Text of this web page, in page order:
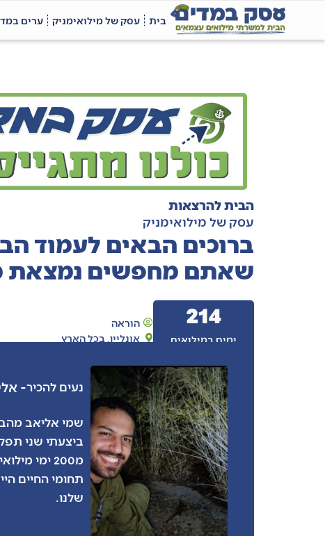
בית עסק של מילואימניק ערים
הבית להרצאות
עסק של מילואימניק
ברוכים הבאים לעמוד
שאתם מחפשים נמצאת
הוראה
אונליין בכל הארץ ימים במילואים
214
נעים להכיר-
שמי אליאב
ביצעתי שני
מ200 ימי
תחומי החיים
שלנו.